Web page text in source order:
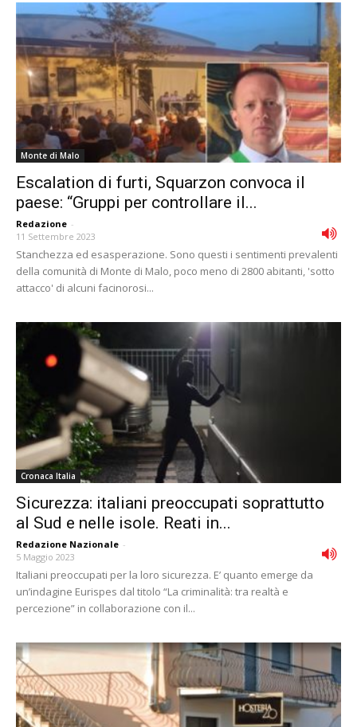
Monte di Malo
Escalation di furti, Squarzon convoca il
paese: “Gruppi per controllare il...
Redazione -
11 Settembre 2023
Stanchezza ed esasperazione. Sono questi i sentimenti prevalenti
della comunità di Monte di Malo, poco meno di 2800 abitanti, 'sotto
attacco' di alcuni facinorosi...
Cronaca Italia
Sicurezza: italiani preoccupati soprattutto
al Sud e nelle isole. Reati in...
Redazione Nazionale -
5 Maggio 2023
Italiani preoccupati per la loro sicurezza. E’ quanto emerge da
un’indagine Eurispes dal titolo “La criminalità: tra realtà e
percezione” in collaborazione con il...